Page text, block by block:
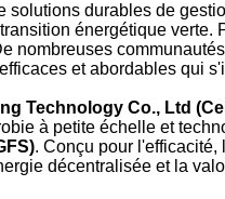
durables de
énergétique verte.
nombreuses
et abordables qui
Technology Co., Ltd
à petite échelle et
. Conçu pour
décentralisée et la